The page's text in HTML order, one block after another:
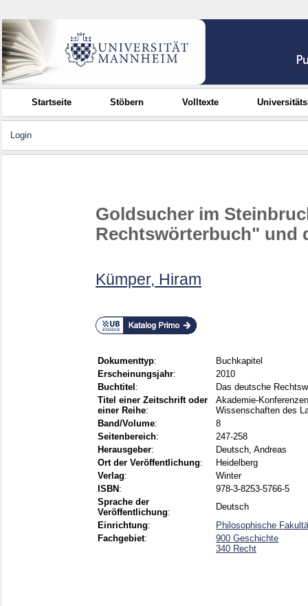
Startseite Stöbern Volltexte
Login
Goldsucher im
Rechtswörterbuch" und
Kümper, Hiram
Dokumenttyp:
Buchkapitel
Erscheinungsjahr:
2010
Buchtitel :
Das deutsche
Titel einer Zeitschrift oder
einer Reihe:
Akademie-
Wissenschaften des
Band/Volume:
8
Seitenbereich:
247-258
Herausgeber:
Deutsch, Andreas
Ort der Veröffentlichung:
Heidelberg
Verlag:
Winter
ISBN :
978-3-8253-5766-5
Sprache der
Veröffentlichung:
Deutsch
Einrichtung:
Philosophische
Fachgebiet:
900 Geschichte
340 Recht